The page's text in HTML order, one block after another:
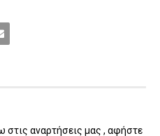
στις αναρτήσεις μας , αφήστε